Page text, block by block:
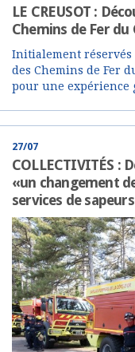
LE CREUSOT :
Chemins de Fer du
Initialement
des Chemins de Fer
pour une expérience
27/07
COLLECTIVITÉS :
«un changement
services de